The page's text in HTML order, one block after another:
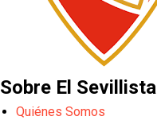
Sobre El Sevillista
Quiénes Somos